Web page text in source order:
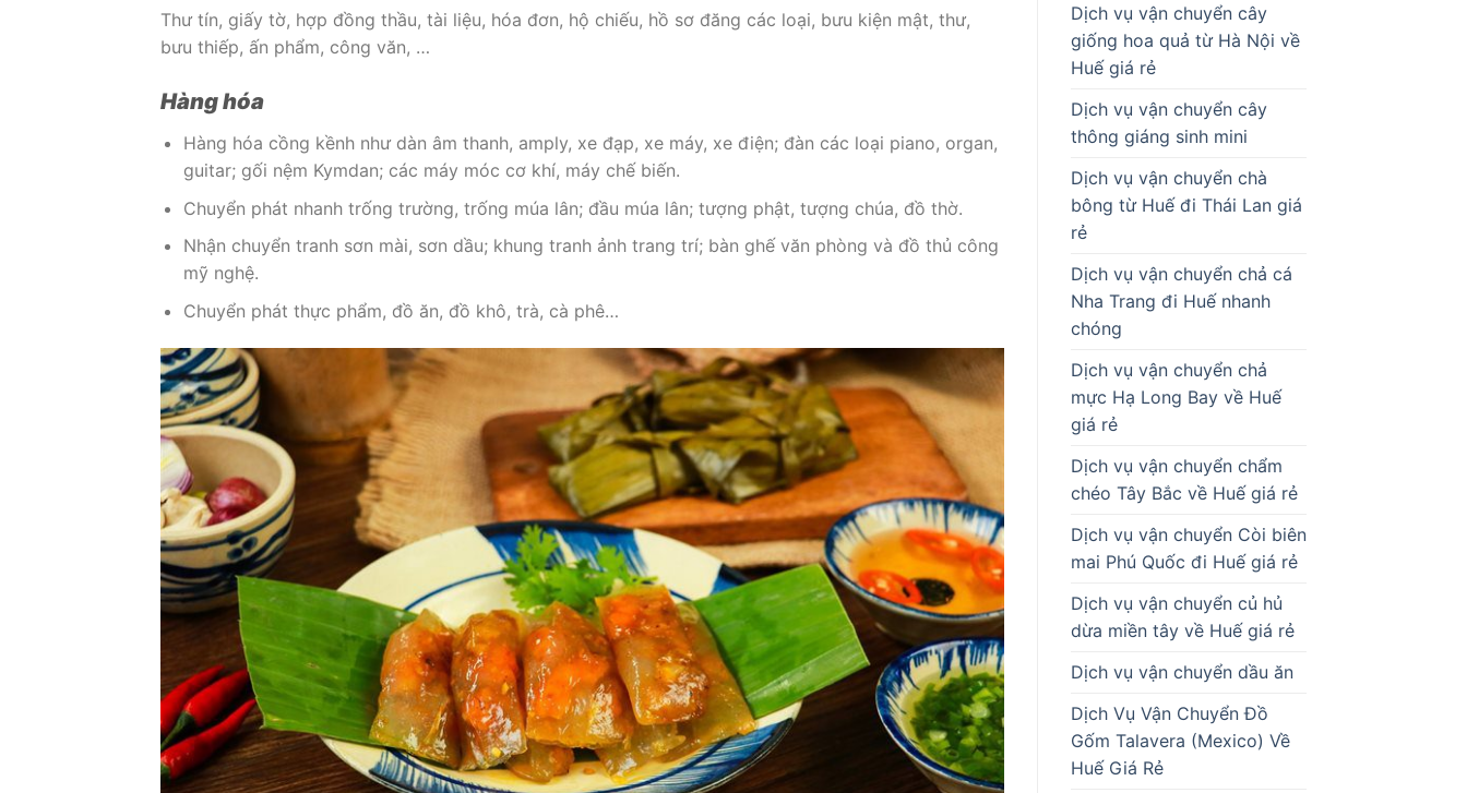
Thư tín, giấy tờ, hợp đồng thầu, tài liệu, hóa đơn, hộ chiếu, hồ sơ đăng các loại, bưu kiện mật, thư,
bưu thiếp, ấn phẩm, công văn, …
Hàng hóa
Hàng hóa cồng kềnh như dàn âm thanh, amply, xe đạp, xe máy, xe điện; đàn các loại piano, organ,
guitar; gối nệm Kymdan; các máy móc cơ khí, máy chế biến.
Chuyển phát nhanh trống trường, trống múa lân; đầu múa lân; tượng phật, tượng chúa, đồ thờ.
Nhận chuyển tranh sơn mài, sơn dầu; khung tranh ảnh trang trí; bàn ghế văn phòng và đồ thủ công
mỹ nghệ.
Chuyển phát thực phẩm, đồ ăn, đồ khô, trà, cà phê…
Dịch vụ vận chuyển cây
giống hoa quả từ Hà Nội về
Huế giá rẻ
Dịch vụ vận chuyển cây
thông giáng sinh mini
Dịch vụ vận chuyển chà
bông từ Huế đi Thái Lan giá
rẻ
Dịch vụ vận chuyển chả cá
Nha Trang đi Huế nhanh
chóng
Dịch vụ vận chuyển chả
mực Hạ Long Bay về Huế
giá rẻ
Dịch vụ vận chuyển chẩm
chéo Tây Bắc về Huế giá rẻ
Dịch vụ vận chuyển Còi biên
mai Phú Quốc đi Huế giá rẻ
Dịch vụ vận chuyển củ hủ
dừa miền tây về Huế giá rẻ
Dịch vụ vận chuyển dầu ăn
Dịch Vụ Vận Chuyển Đồ
Gốm Talavera (Mexico) Về
Huế Giá Rẻ